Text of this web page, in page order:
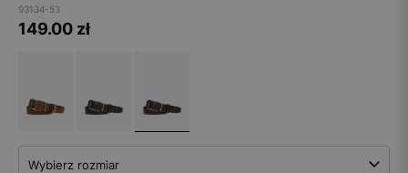
93134-53
149.00 zł
Wybierz rozmiar